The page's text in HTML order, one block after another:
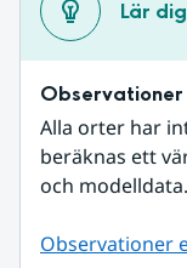
Lär
Alla orter har
beräknas ett
och modelldata.
Observationer